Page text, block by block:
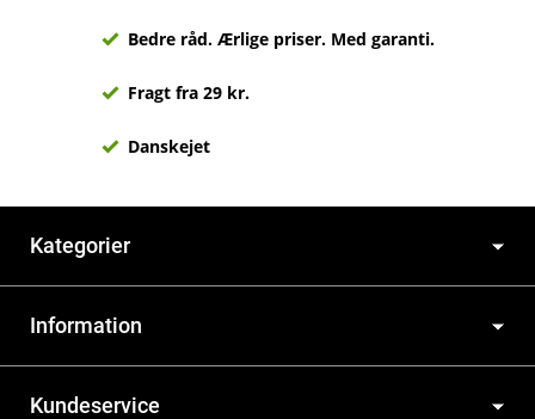
Bedre råd. Ærlige priser. Med garanti.
Fragt fra 29 kr.
Danskejet
Kategorier
Information
Kundeservice